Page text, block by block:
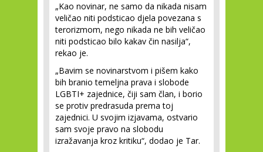
„Kao novinar, ne samo da nikada nisam
veličao niti podsticao djela povezana s
terorizmom, nego nikada ne bih veličao
niti podsticao bilo kakav čin nasilja“,
rekao je.
„Bavim se novinarstvom i pišem kako
bih branio temeljna prava i slobode
LGBTI+ zajednice, čiji sam član, i borio
se protiv predrasuda prema toj
zajednici. U svojim izjavama, ostvario
sam svoje pravo na slobodu
izražavanja kroz kritiku“, dodao je Tar.